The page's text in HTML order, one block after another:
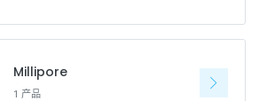
Millipore
1 产品